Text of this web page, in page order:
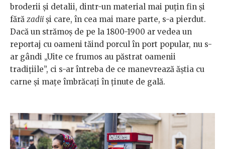
broderii și detalii, dintr-un material mai puțin fin și
fără zadii și care, în cea mai mare parte, s-a pierdut.
Dacă un strămoș de pe la 1800-1900 ar vedea un
reportaj cu oameni tăind porcul în port popular, nu s-
ar gândi „Uite ce frumos au păstrat oamenii
tradițiile”, ci s-ar întreba de ce manevrează ăștia cu
carne și mațe îmbrăcați în ținute de gală.